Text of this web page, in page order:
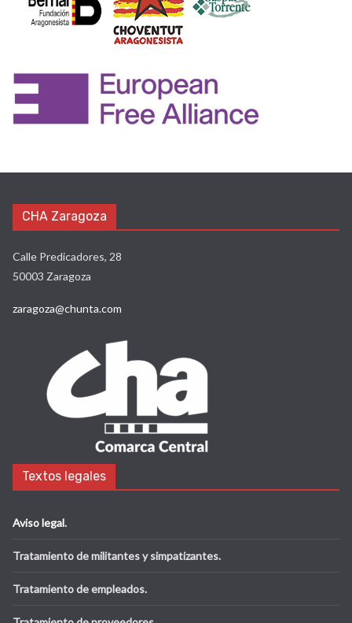
CHA Zaragoza
Calle Predicadores, 28
50003 Zaragoza
zaragoza@chunta.com
Textos legales
Aviso legal.
Tratamiento de militantes y simpatizantes.
Tratamiento de empleados.